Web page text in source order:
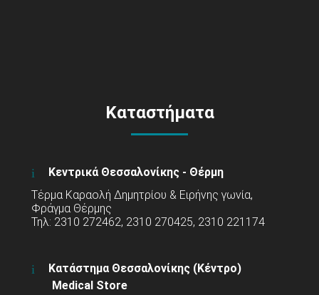
Καταστήματα
Κεντρικά Θεσσαλονίκης - Θέρμη
Τέρμα Καραολή Δημητρίου & Ειρήνης γωνία,
Φράγμα Θέρμης
Τηλ: 2310 272462, 2310 270425, 2310 221174
Κατάστημα Θεσσαλονίκης (Κέντρο)
Medical Store